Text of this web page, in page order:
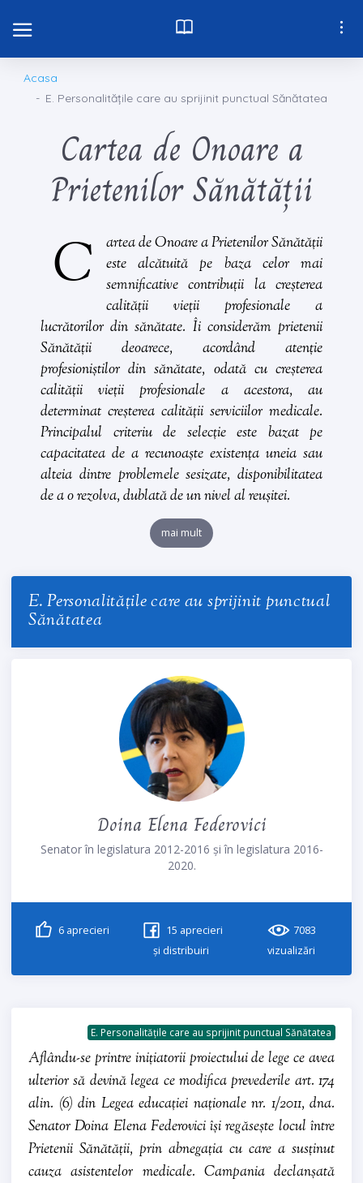
Acasa
E. Personalitățile care au sprijinit punctual Sănătatea
Cartea de Onoare a
Prietenilor Sănătății
C artea deOnoare a Prietenilor Sănătății
este alcătuită pe baza celor mai
semnificative contribuții la creșterea
calității vieții profesionale a
lucrătorilor din sănătate. Îi considerăm prietenii
Sănătății deoarece, acordând atenție
profesioniștilor din sănătate, odată cu creșterea
calității vieții profesionale a acestora, au
determinat creșterea calității serviciilor medicale.
Principalul criteriu de selecție este bazat pe
capacitatea de a recunoaște existența uneia sau
alteia dintre problemele sesizate, disponibilitatea
de a o rezolva, dublată de un nivel al reușitei.
mai mult
E. Personalitățile care au sprijinit punctual
Sănătatea
Doina Elena Federovici
Senator în legislatura 2012-2016 și în legislatura 2016-
2020.
6 aprecieri 15 aprecieri
și distribuiri
7083
vizualizări
E. Personalitățile care au sprijinit punctual Sănătatea
Aflându-se printre inițiatorii proiectului de lege ce avea
ulterior să devină legea ce modifica prevederile art. 174
alin. (6) din Legea educației naționale nr. 1/2011, dna.
Senator Doina Elena Federovici își regăsește locul între
Prietenii Sănătății, prin abnegația cu care a susținut
cauza asistentelor medicale. Campania declanșată